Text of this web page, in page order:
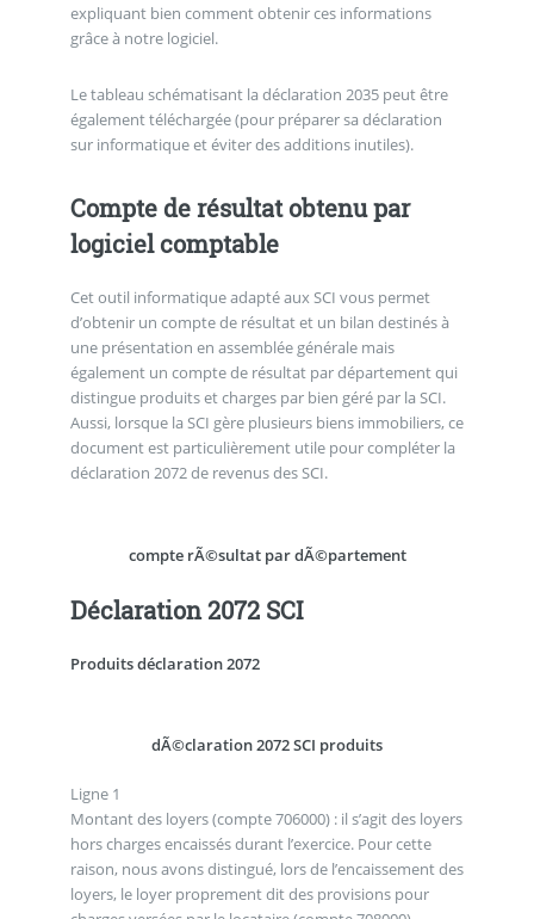
expliquant bien comment obtenir ces informations
grâce à notre logiciel.
Le tableau schématisant la déclaration 2035 peut être
également téléchargée (pour préparer sa déclaration
sur informatique et éviter des additions inutiles).
Compte de résultat obtenu par
logiciel comptable
Cet outil informatique adapté aux SCI vous permet
d’obtenir un compte de résultat et un bilan destinés à
une présentation en assemblée générale mais
également un compte de résultat par département qui
distingue produits et charges par bien géré par la SCI.
Aussi, lorsque la SCI gère plusieurs biens immobiliers, ce
document est particulièrement utile pour compléter la
déclaration 2072 de revenus des SCI.
compte rÃ©sultat par dÃ©partement
Déclaration 2072 SCI
Produits déclaration 2072
dÃ©claration 2072 SCI produits
Ligne 1
Montant des loyers (compte 706000) : il s’agit des loyers
hors charges encaissés durant l’exercice. Pour cette
raison, nous avons distingué, lors de l’encaissement des
loyers, le loyer proprement dit des provisions pour